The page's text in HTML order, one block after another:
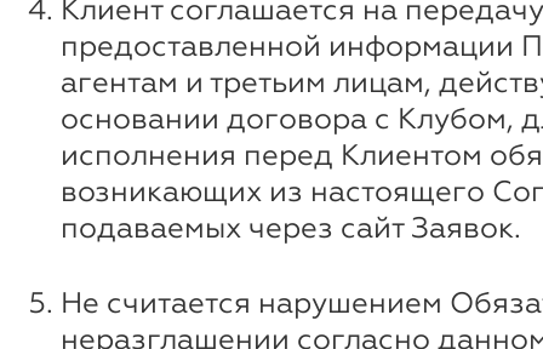
Клиент соглашается на
предоставленной информации
агентам и третьим лицам,
основании договора с Клубом,
исполнения перед Клиентом
возникающих из настоящего
подаваемых через сайт Заявок.
Не считается нарушением
неразглашении согласно